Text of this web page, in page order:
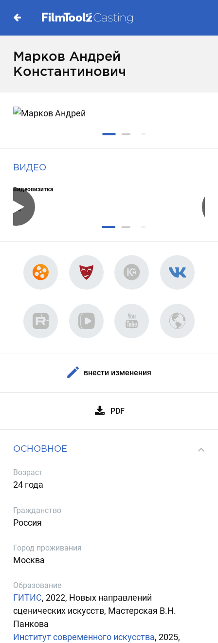
Марков Андрей
Константинович
ВИДЕО
Видеовизитка
внести изменения
PDF
ОСНОВНОЕ
Возраст
24 года
Гражданство
Россия
Город проживания
Москва
Образование
ГИТИС, 2022, Новых направлений
сценических искусств, Мастерская В.Н.
Панкова
Институт современного искусства, 2025,